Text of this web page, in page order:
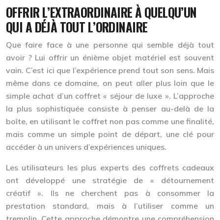
OFFRIR L’EXTRAORDINAIRE À QUELQU’UN
QUI A DÉJÀ TOUT L’ORDINAIRE
Que faire face à une personne qui semble déjà tout
avoir ? Lui offrir un énième objet matériel est souvent
vain. C’est ici que l’expérience prend tout son sens. Mais
même dans ce domaine, on peut aller plus loin que le
simple achat d’un coffret « séjour de luxe ». L’approche
la plus sophistiquée consiste à penser au-delà de la
boîte, en utilisant le coffret non pas comme une finalité,
mais comme un simple point de départ, une clé pour
accéder à un univers d’expériences uniques.
Les utilisateurs les plus experts des coffrets cadeaux
ont développé une stratégie de « détournement
créatif ». Ils ne cherchent pas à consommer la
prestation standard, mais à l’utiliser comme un